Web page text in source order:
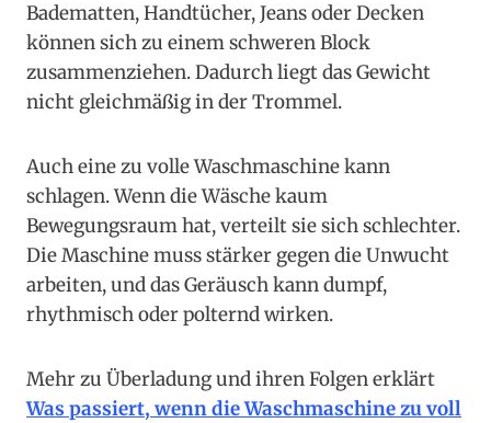
Badematten, Handtücher, Jeans oder Decken
können sich zu einem schweren Block
zusammenziehen. Dadurch liegt das Gewicht
nicht gleichmäßig in der Trommel.
Auch eine zu volle Waschmaschine kann
schlagen. Wenn die Wäsche kaum
Bewegungsraum hat, verteilt sie sich schlechter.
Die Maschine muss stärker gegen die Unwucht
arbeiten, und das Geräusch kann dumpf,
rhythmisch oder polternd wirken.
Mehr zu Überladung und ihren Folgen erklärt
Was passiert, wenn die Waschmaschine zu voll